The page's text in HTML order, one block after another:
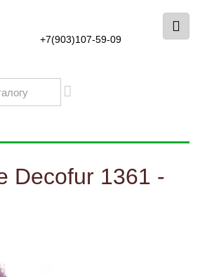
+7(903)107-59-09
Decofur 1361 -